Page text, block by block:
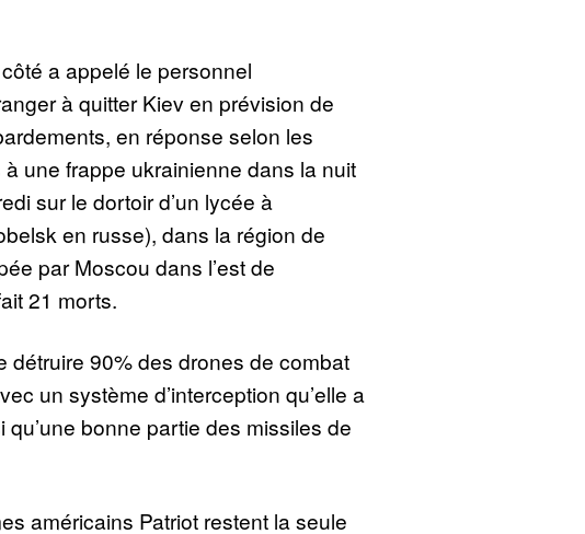
a appelé le personnel
à quitter Kiev en prévision de
en réponse selon les
une frappe ukrainienne dans la nuit
sur le dortoir d’un lycée à
en russe), dans la région de
par Moscou dans l’est de
21 morts.
détruire 90% des drones de combat
un système d’interception qu’elle a
bonne partie des missiles de
américains Patriot restent la seule